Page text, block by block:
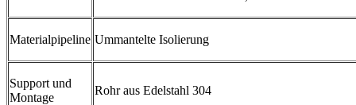
Materialpipeline Ummantelte Isolierung
Support und
Montage
Rohr aus Edelstahl 304